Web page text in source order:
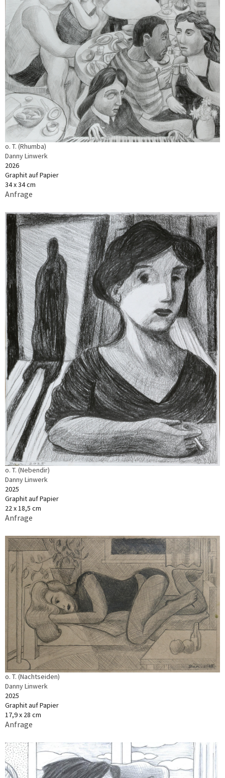
o. T. (Rhumba)
Danny Linwerk
2026
Graphit auf Papier
34 x 34 cm
Anfrage
o. T. (Nebendir)
Danny Linwerk
2025
Graphit auf Papier
22 x 18,5 cm
Anfrage
o. T. (Nachtseiden)
Danny Linwerk
2025
Graphit auf Papier
17,9 x 28 cm
Anfrage